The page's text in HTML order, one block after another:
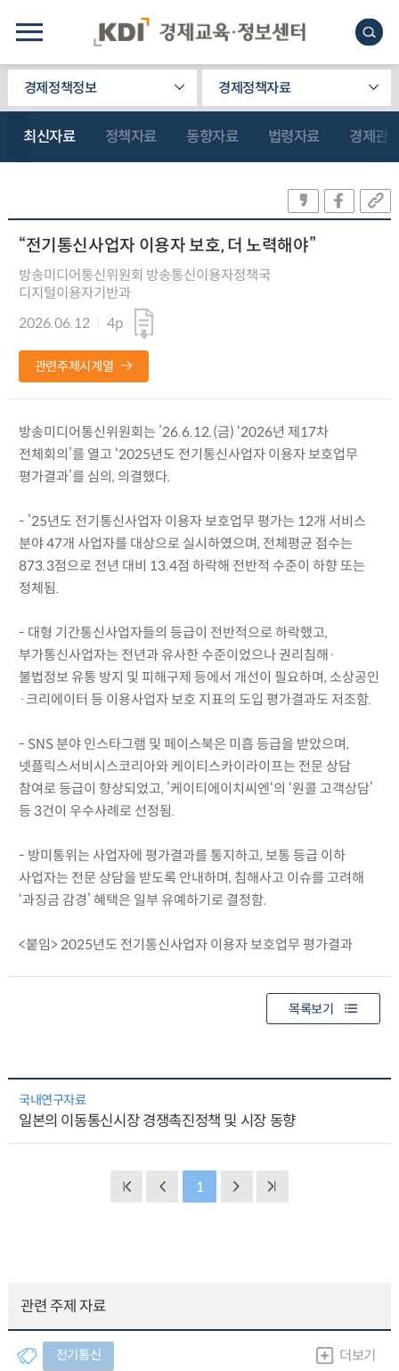
경제정책정보 경제정책자료
최신자료 정책자료 동향자료 법령자료 경제관
“전기통신사업자 이용자 보호, 더 노력해야”
방송미디어통신위원회 방송통신이용자정책국
디지털이용자기반과
2026.06.12
4p
관련주제시계열
방송미디어통신위원회는 ’26.6.12.(금) ‘2026년 제17차
전체회의’를 열고 ‘2025년도 전기통신사업자 이용자 보호업무
평가결과’를 심의, 의결했다.
- ’25년도 전기통신사업자 이용자 보호업무 평가는 12개 서비스
분야 47개 사업자를 대상으로 실시하였으며, 전체평균 점수는
873.3점으로 전년 대비 13.4점 하락해 전반적 수준이 하향 또는
정체됨.
- 대형 기간통신사업자들의 등급이 전반적으로 하락했고,
부가통신사업자는 전년과 유사한 수준이었으나 권리침해·
불법정보 유통 방지 및 피해구제 등에서 개선이 필요하며, 소상공인
·크리에이터 등 이용사업자 보호 지표의 도입 평가결과도 저조함.
- SNS 분야 인스타그램 및 페이스북은 미흡 등급을 받았으며,
넷플릭스서비시스코리아와 케이티스카이라이프는 전문 상담
참여로 등급이 향상되었고, ’케이티에이치씨엔‘의 ‘원콜 고객상담’
등 3건이 우수사례로 선정됨.
- 방미통위는 사업자에 평가결과를 통지하고, 보통 등급 이하
사업자는 전문 상담을 받도록 안내하며, 침해사고 이슈를 고려해
‘과징금 감경’ 혜택은 일부 유예하기로 결정함.
<붙임> 2025년도 전기통신사업자 이용자 보호업무 평가결과
목록보기
국내연구자료
일본의 이동통신시장 경쟁촉진정책 및 시장 동향
1
관련 주제 자료
전기통신 더보기